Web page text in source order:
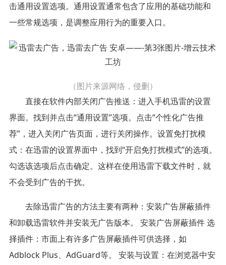
击通用设置选项。通用设置通常包含了应用的基础功能和
一些常规选项，是调整应用行为的重要入口。
（图片来源网络，侵删）
直接在软件内部关闭广告推送：进入手机迅雷的设置
界面。找到并点击“通用设置”选项。点击“个性化广告推
荐”，进入关闭广告页面，进行关闭操作。设置免打扰模
式：在迅雷的设置界面中，找到“开启免打扰模式”的选项。
勾选该选项后点击确定。这样在使用迅雷下载文件时，就
不会受到广告的干扰。
去除迅雷广告的方法主要有两种：安装广告屏蔽插件
和卸载迅雷软件并安装无广告版本。 安装广告屏蔽插件 选
择插件：市面上有许多广告屏蔽插件可供选择，如
Adblock Plus、AdGuard等。 安装与设置：在浏览器中安